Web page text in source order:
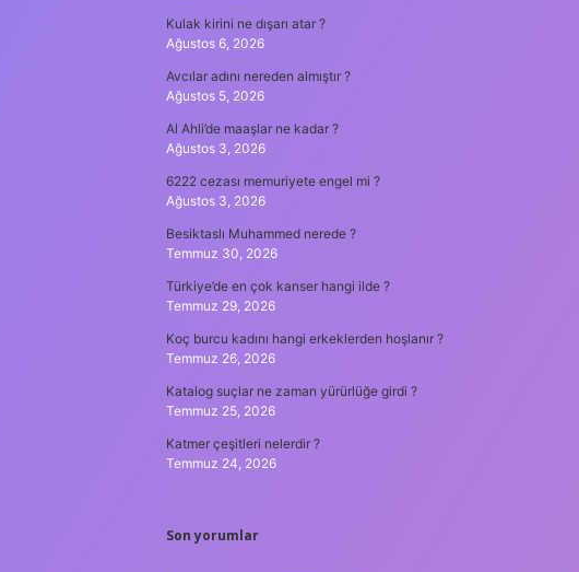
Kulak kirini ne dışarı atar ?
Ağustos 6, 2026
Avcılar adını nereden almıştır ?
Ağustos 5, 2026
Al Ahli’de maaşlar ne kadar ?
Ağustos 3, 2026
6222 cezası memuriyete engel mi ?
Ağustos 3, 2026
Besiktaslı Muhammed nerede ?
Temmuz 30, 2026
Türkiye’de en çok kanser hangi ilde ?
Temmuz 29, 2026
Koç burcu kadını hangi erkeklerden hoşlanır ?
Temmuz 26, 2026
Katalog suçlar ne zaman yürürlüğe girdi ?
Temmuz 25, 2026
Katmer çeşitleri nelerdir ?
Temmuz 24, 2026
Son yorumlar